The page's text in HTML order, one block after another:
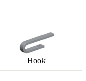
Hook